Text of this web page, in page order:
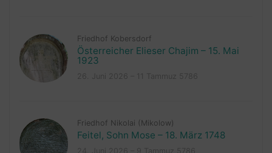
Friedhof Kobersdorf
Österreicher Elieser Chajim – 15. Mai
1923
Friedhof Nikolai (Mikolow)
Feitel, Sohn Mose – 18. März 1748